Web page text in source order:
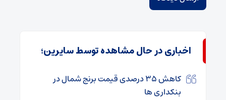
اخباری در حال مشاهده توسط سایرین؛
کاهش ۳۵ درصدی قیمت برنج شمال در
بنکداری ها